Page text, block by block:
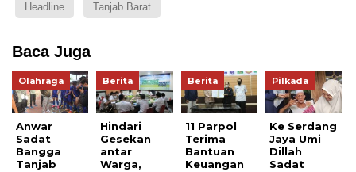
Headline Tanjab Barat
Baca Juga
Olahraga
Anwar
Sadat
Bangga
Tanjab
Berita
Hindari
Gesekan
antar
Warga,
Berita
11 Parpol
Terima
Bantuan
Keuangan
Pilkada
Ke Serdang
Jaya Umi
Dillah
Sadat